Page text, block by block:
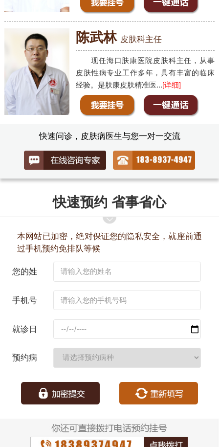
陈武林 皮肤科主任
现任海口肤康医院皮肤科主任，从事
皮肤性病专业工作多年，具有丰富的临床
经验。是肤康皮肤精准医...[详细]
快速问诊，皮肤病医生与您一对一交流
快速预约 省事省心
本网站已加密，绝对保证您的隐私安全，就座前通
过手机预约免排队等候
您的姓
手机号
就诊日
预约病